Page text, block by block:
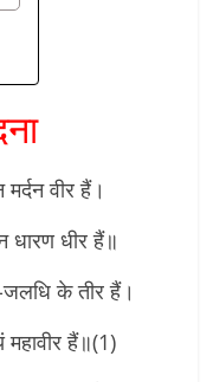
वीर हैं।
धारण धीर हैं॥
जलधि के तीर हैं।
हैं॥(1)